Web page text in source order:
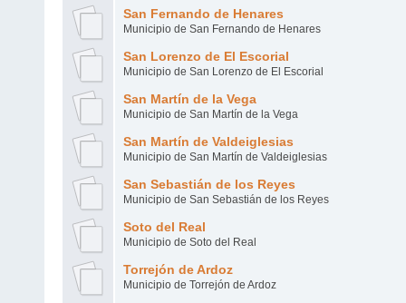
San Fernando de Henares
Municipio de San Fernando de Henares
San Lorenzo de El Escorial
Municipio de San Lorenzo de El Escorial
San Martín de la Vega
Municipio de San Martín de la Vega
San Martín de Valdeiglesias
Municipio de San Martín de Valdeiglesias
San Sebastián de los Reyes
Municipio de San Sebastián de los Reyes
Soto del Real
Municipio de Soto del Real
Torrejón de Ardoz
Municipio de Torrejón de Ardoz